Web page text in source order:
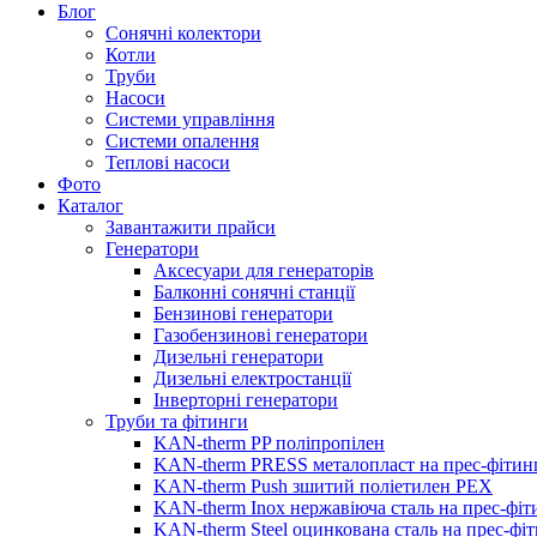
Блог
Сонячні колектори
Котли
Труби
Насоси
Системи управління
Системи опалення
Теплові насоси
Фото
Каталог
Завантажити прайси
Генератори
Аксесуари для генераторів
Балконні сонячні станції
Бензинові генератори
Газобензинові генератори
Дизельні генератори
Дизельні електростанції
Інверторні генератори
Труби та фітинги
KAN-therm PP поліпропілен
KAN-therm PRESS металопласт на прес-
KAN-therm Push зшитий поліетилен PEX
KAN-therm Inox нержавіюча сталь на прес-
KAN-therm Steel оцинкована сталь на прес-